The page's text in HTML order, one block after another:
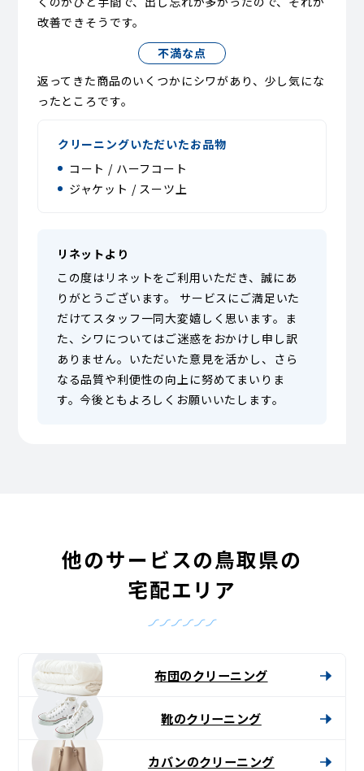
改善できそうです。
不満な点
返ってきた商品のいくつかにシワがあり、少し気にな
ったところです。
クリーニングいただいたお品物
コート / ハーフコート
ジャケット / スーツ上
リネットより
この度はリネットをご利用いただき、誠にあ
りがとうございます。 サービスにご満足いた
だけてスタッフ一同大変嬉しく思います。ま
た、シワについてはご迷惑をおかけし申し訳
ありません。いただいた意見を活かし、さら
なる品質や利便性の向上に努めてまいりま
す。今後ともよろしくお願いいたします。
他のサービスの鳥取県の
宅配エリア
布団のクリーニング
靴のクリーニング
カバンのクリーニング